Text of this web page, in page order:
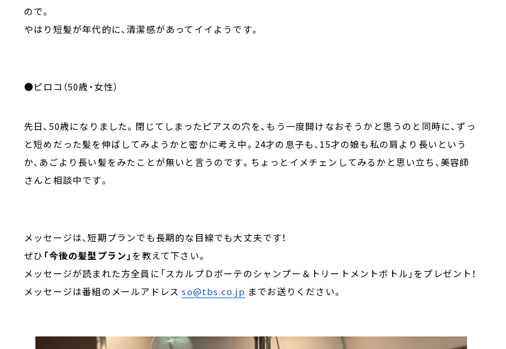
ので。
やはり短髪が年代的に、清潔感があってイイようです。
●ピロコ（50歳・女性）
先日、50歳になりました。閉じてしまったピアスの穴を、もう一度開けなおそうかと思うのと同時に、ずっ
と短めだった髪を伸ばしてみようかと密かに考え中。24才の息子も、15才の娘も私の肩より長いという
か、あごより長い髪をみたことが無いと言うのです。ちょっとイメチェンしてみるかと思い立ち、美容師
さんと相談中です。
メッセージは、短期プランでも長期的な目線でも大丈夫です！
ぜひ 「今後の髪型プラン」を教えて下さい。
メッセージが読まれた方全員に「スカルプＤボーテのシャンプー＆トリートメントボトル」をプレゼント！
メッセージは番組のメールアドレスso@tbs.co.jp までお送りください。